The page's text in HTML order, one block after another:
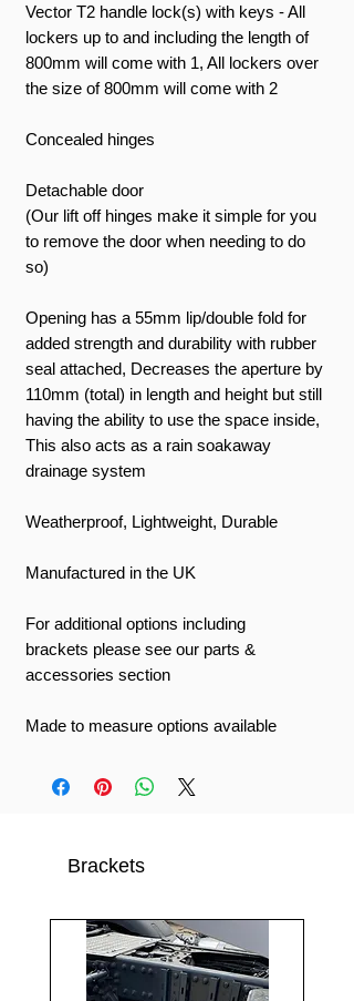
Vector T2 handle lock(s) with keys - All
lockers up to and including the length of
800mm will come with 1, All lockers over
the size of 800mm will come with 2
Concealed hinges
Detachable door
(Our lift off hinges make it simple for you
to remove the door when needing to do
so)
Opening has a 55mm lip/double fold for
added strength and durability with rubber
seal attached, Decreases the aperture by
110mm (total) in length and height but still
having the ability to use the space inside,
This also acts as a rain soakaway
drainage system
Weatherproof, Lightweight, Durable
Manufactured in the UK
For additional options including
brackets please see our parts &
accessories section
Made to measure options available
Brackets